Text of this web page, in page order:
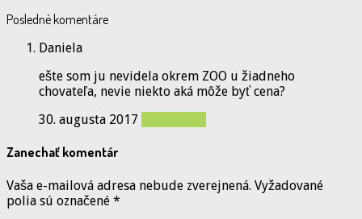
Posledné komentáre
Daniela
ešte som ju nevidela okrem ZOO u žiadneho
chovateľa, nevie niekto aká môže byť cena?
30. augusta 2017
Zanechať komentár
Vaša e-mailová adresa nebude zverejnená. Vyžadované
polia sú označené *